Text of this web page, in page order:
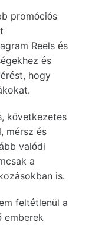
promóciós
Reels és
és
hogy
következetes
mérsz és
valódi
a
is.
feltétlenül a
emberek